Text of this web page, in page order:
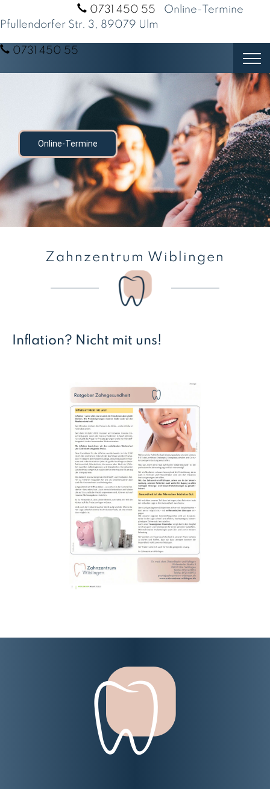
0731 450 55
Online-Termine
Pfullendorfer Str. 3, 89079 Ulm
0731 450 55
Online-Termine
Zahnzentrum Wiblingen
Inflation? Nicht mit uns!